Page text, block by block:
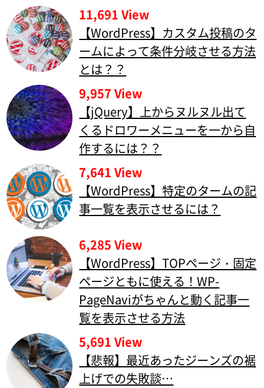
11,691 View
【WordPress】カスタム投稿のタ
ームによって条件分岐させる方法
とは？？
9,957 View
【jQuery】上からヌルヌル出て
くるドロワーメニューを一から自
作するには？？
7,641 View
【WordPress】特定のタームの記
事一覧を表示させるには？
6,285 View
【WordPress】TOPページ・固定
ページともに使える！WP-
PageNaviがちゃんと動く記事一
覧を表示させる方法
5,691 View
【悲報】最近あったジーンズの裾
上げでの失敗談…